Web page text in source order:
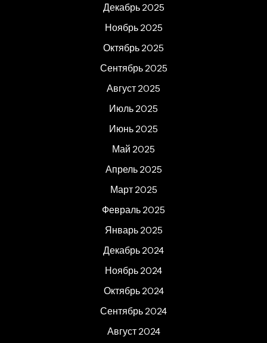
Декабрь 2025
Ноябрь 2025
Октябрь 2025
Сентябрь 2025
Август 2025
Июль 2025
Июнь 2025
Май 2025
Апрель 2025
Март 2025
Февраль 2025
Январь 2025
Декабрь 2024
Ноябрь 2024
Октябрь 2024
Сентябрь 2024
Август 2024